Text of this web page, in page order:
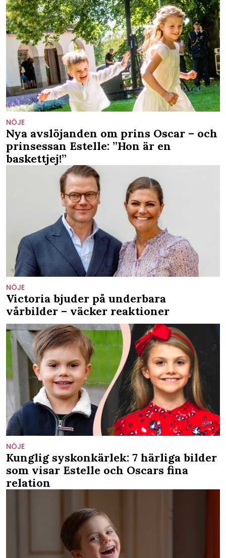
NÖJE
Nya avslöjanden om prins Oscar – och
prinsessan Estelle: ”Hon är en
baskettjej!”
NÖJE
Victoria bjuder på underbara
vårbilder – väcker reaktioner
NÖJE
Kunglig syskonkärlek: 7 härliga bilder
som visar Estelle och Oscars fina
relation